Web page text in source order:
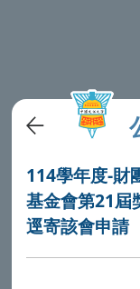
114學年度-財
基金會第21屆
逕寄該會申請